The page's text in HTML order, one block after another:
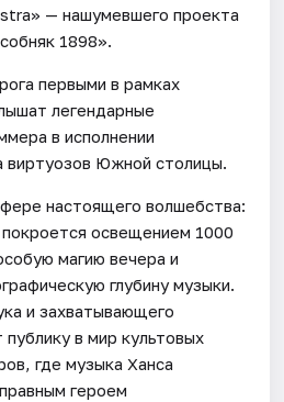
— нашумевшего проекта
1898».
первыми в рамках
легендарные
в исполнении
виртуозов Южной столицы.
настоящего волшебства:
освещением 1000
магию вечера и
глубину музыки.
и захватывающего
в мир культовых
где музыка Ханса
героем